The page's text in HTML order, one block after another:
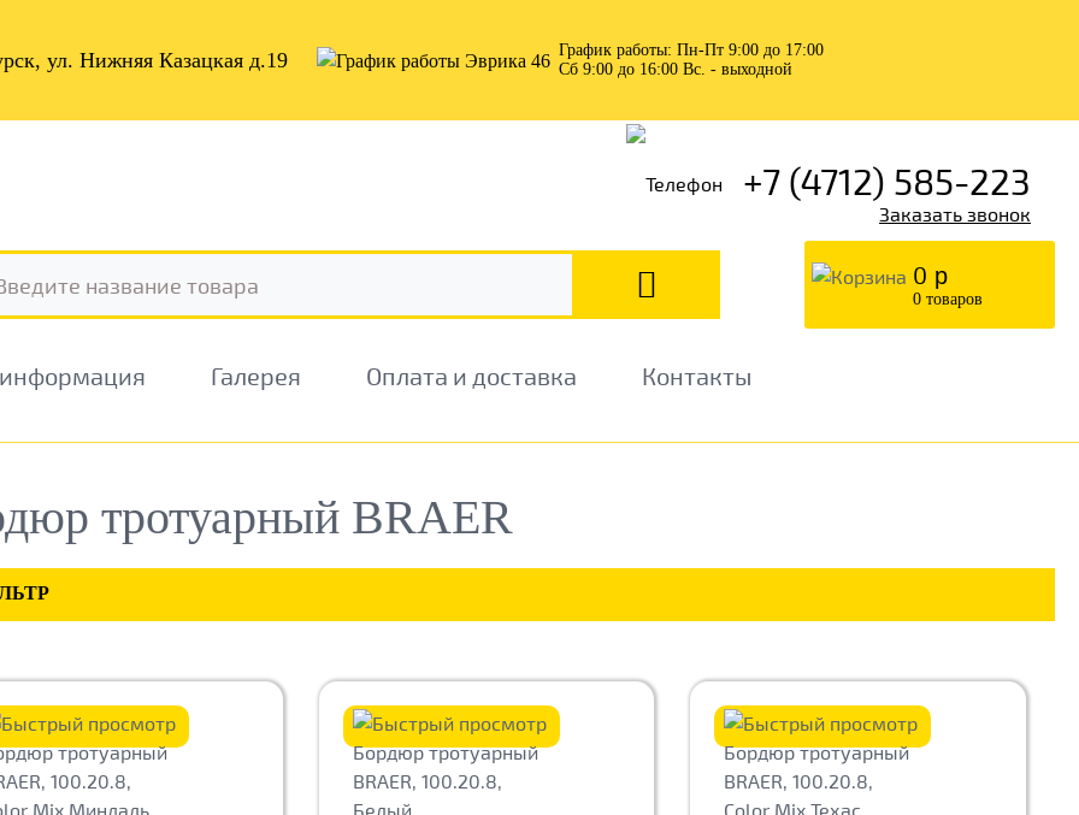
ул. Нижняя Казацкая д.19
График работы: Пн-Пт 9:00 до 17:00
Сб 9:00 до 16:00 Вс. - выходной
+7 (4712) 585-223
Заказать звонок
0 р
0 товаров
Галерея Оплата и доставка
Контакты
тротуарный BRAER